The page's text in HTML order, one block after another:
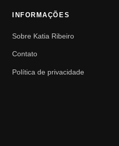
INFORMAÇÕES
Sobre Katia Ribeiro
Contato
Política de privacidade